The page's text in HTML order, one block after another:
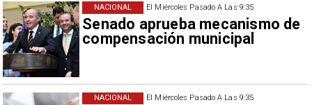
El Miércoles Pasado A Las 9:35
Senado aprueba mecanismo de
compensación municipal
NACIONAL
El Miércoles Pasado A Las 9:35
NACIONAL